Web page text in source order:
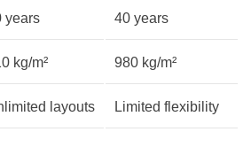
years 40 years
kg/m² 980 kg/m²
layouts Limited flexibility